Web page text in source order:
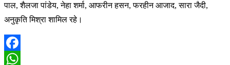
पाल, शैलजा पांडेय, नेहा शर्मा, आफरीन हसन, फरहीन आजाद, सारा जैदी,
अनुकृति मिश्रा शामिल रहे।
Facebook